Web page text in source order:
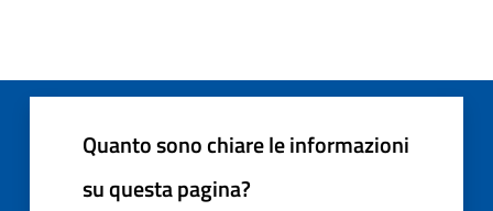
Quanto sono chiare le informazioni
su questa pagina?